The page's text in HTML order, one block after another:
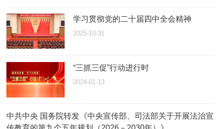
学习贯彻党的二十届四中全会精神
2025-10-31
“三抓三促”行动进行时
2024-01-13
中共中央 国务院转发《中央宣传部、司法部关于开展法治宣